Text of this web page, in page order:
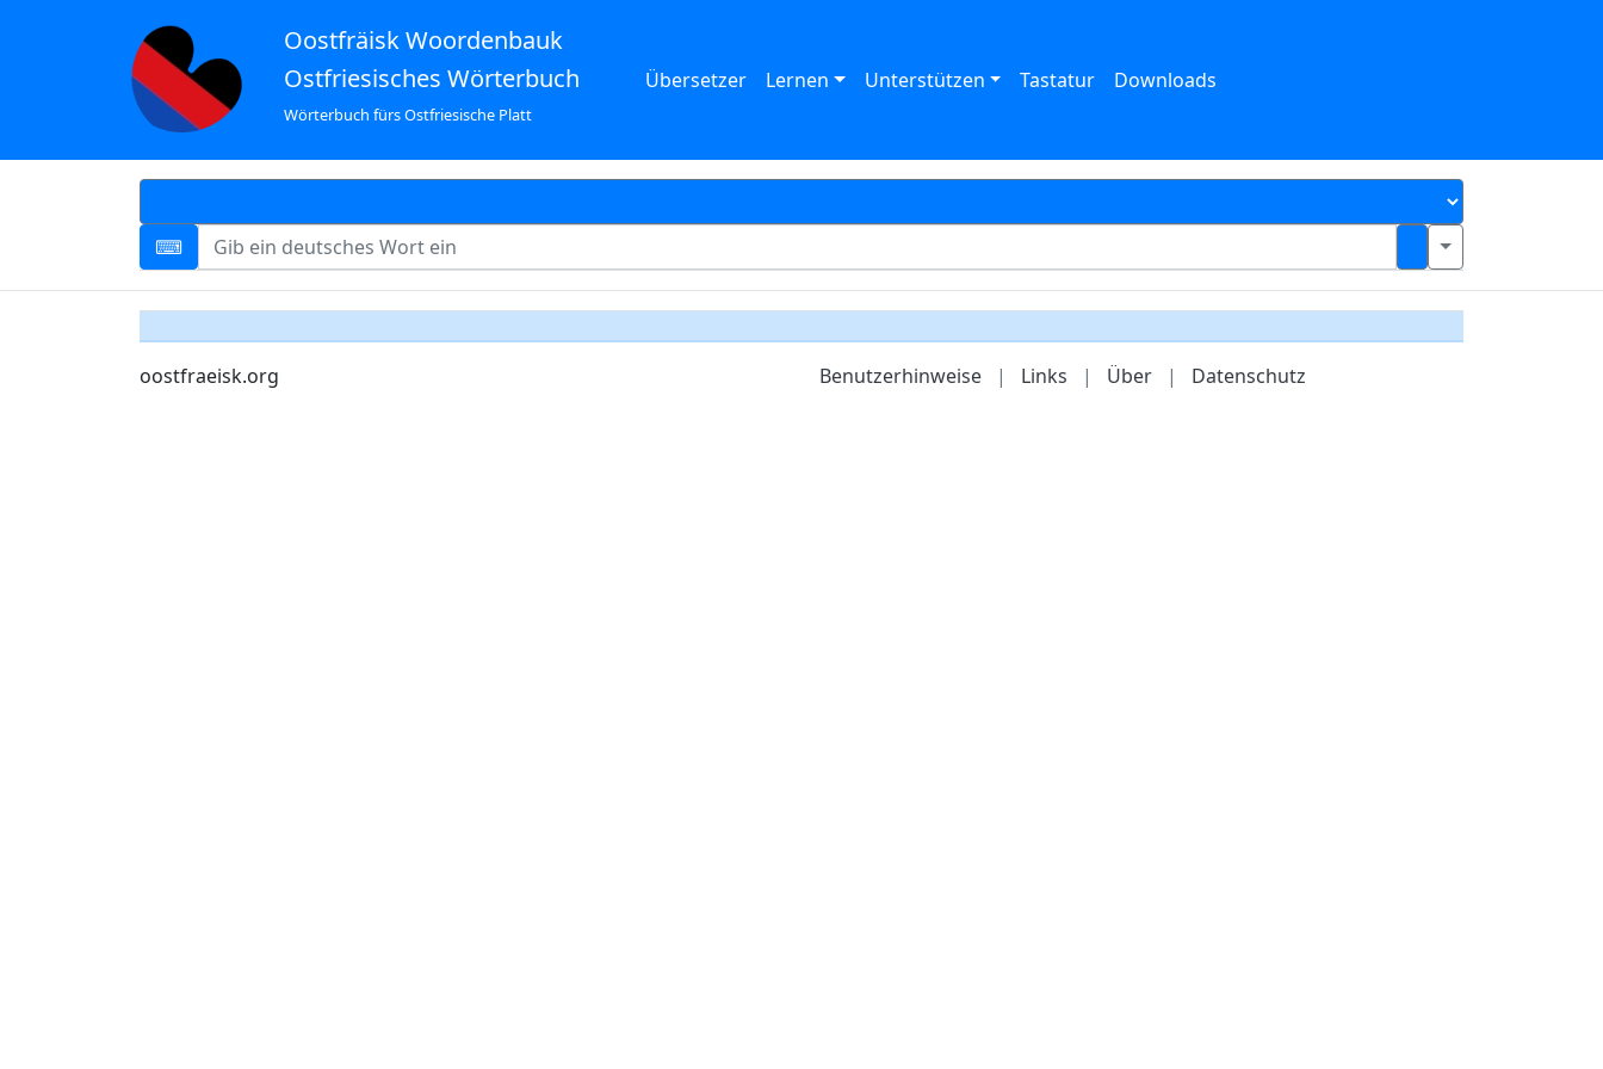
Oostfräisk Woordenbauk
Ostfriesisches Wörterbuch
Wörterbuch fürs Ostfriesische Platt
Übersetzer Lernen Unterstützen Tastatur Downloads
oostfraeisk.org Benutzerhinweise | Links | Über | Datenschutz